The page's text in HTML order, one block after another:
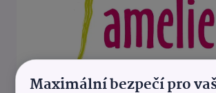
Maximální bezpečí pro